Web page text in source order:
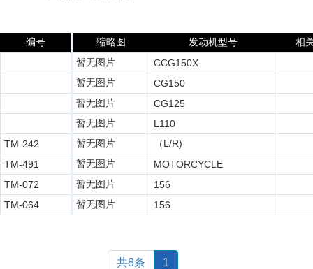
编号 缩略图 发动机型号
相
暂无图片
CCG150X
暂无图片
CG150
暂无图片
CG125
暂无图片
L110
TM-242
暂无图片
（L/R)
TM-491
暂无图片
MOTORCYCLE
TM-072
暂无图片
156
TM-064
暂无图片 156
共8条 1